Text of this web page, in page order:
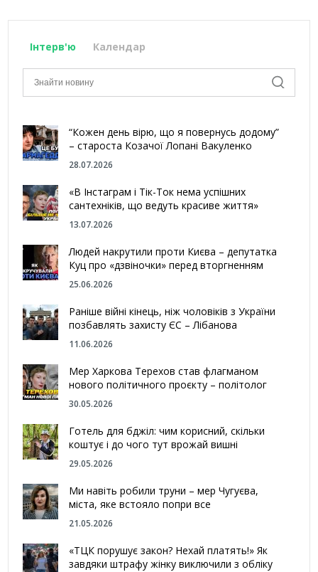
Інтерв'ю Календар
“Кожен день вірю, що я повернусь додому”
– староста Козачої Лопані Вакуленко
28.07.2026
«В Інстаграм і Тік-Ток нема успішних
сантехніків, що ведуть красиве життя»
13.07.2026
Людей накрутили проти Києва – депутатка
Куц про «дзвіночки» перед вторгненням
25.06.2026
Раніше війні кінець, ніж чоловіків з України
позбавлять захисту ЄС – Лібанова
11.06.2026
Мер Харкова Терехов став флагманом
нового політичного проєкту – політолог
30.05.2026
Готель для бджіл: чим корисний, скільки
коштує і до чого тут врожай вишні
29.05.2026
Ми навіть робили труни – мер Чугуєва,
міста, яке встояло попри все
21.05.2026
«ТЦК порушує закон? Нехай платять!» Як
завдяки штрафу жінку виключили з обліку